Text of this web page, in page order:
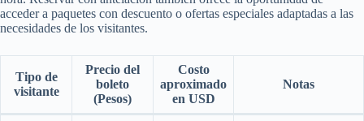
acceder a paquetes con descuento o ofertas especiales adaptadas a las
necesidades de los visitantes.
Tipo de
visitante
Precio del
boleto
(Pesos)
Costo
aproximado
en USD
Notas